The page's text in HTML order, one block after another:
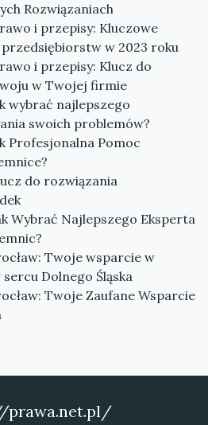
Rozwiązaniach
i przepisy: Kluczowe
w 2023 roku
i przepisy: Klucz do
w Twojej firmie
wybrać najlepszego
swoich problemów?
Profesjonalna Pomoc
do rozwiązania
Wybrać Najlepszego Eksperta
Twoje wsparcie w
Dolnego Śląska
Twoje Zaufane Wsparcie
prawa.net.pl/